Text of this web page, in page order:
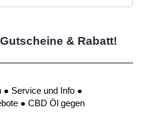
& Rabatt!
● Service und Info ●
● CBD Öl gegen